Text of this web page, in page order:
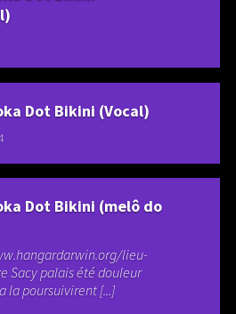
Dot Bikini (Vocal)
Dot Bikini (melô do
lieu-
Sacy palais été douleur
la poursuivirent [...]